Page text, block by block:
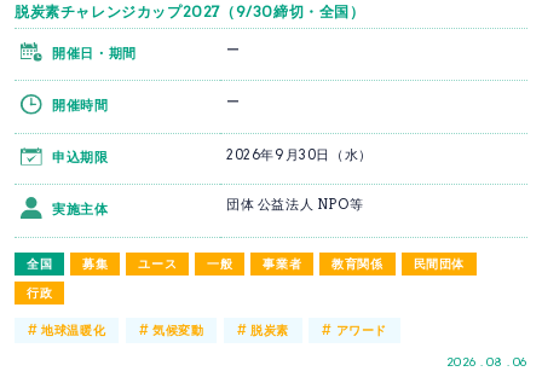
脱炭素チャレンジカップ2027（9/30締切・全国）
全国 募集 ユース 一般 事業者 教育関係
民間団体
行政
2026 . 08 . 06
開催日・期間 ー
開催時間 ー
申込期限 2026年9月30日（水）
実施主体 団体 公益法人 NPO等
#地球温暖化 # 気候変動 #脱炭素 # アワード